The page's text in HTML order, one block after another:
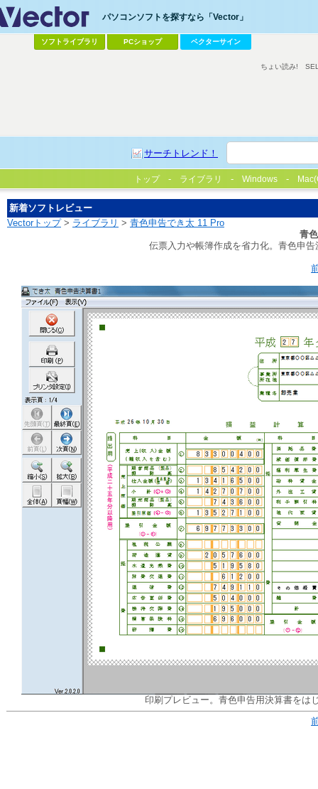
パソコンソフトを探すなら「Vector」
ソフトライブラリ PCショップ ベクターサイン
サーチトレンド！
ちょい読み!
トップ ライブラリ Windows
新着ソフトレビュー
Vectorトップ> ライブラリ > 青色申告でき太 11 Pro
青
伝票入力や帳簿作成を省力化。青色申
印刷プレビュー。青色申告用決算書をは